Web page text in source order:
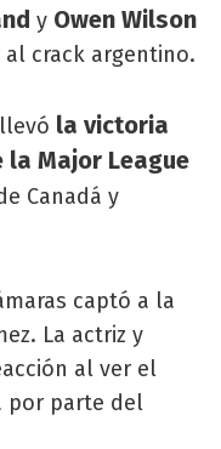
y Owen Wilson
crack argentino.
la victoria
la Major League
Canadá y
captó a la
La actriz y
al ver el
por parte del